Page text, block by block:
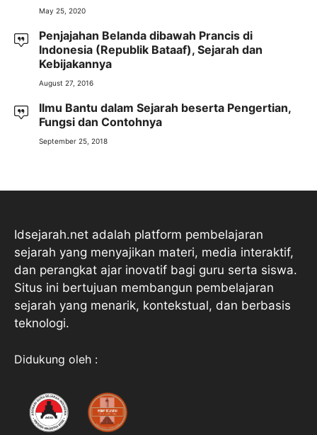
May 25, 2020
Penjajahan Belanda dibawah Prancis di
Indonesia (Republik Bataaf), Sejarah dan
Kebijakannya
August 27, 2016
Ilmu Bantu dalam Sejarah beserta Pengertian,
Fungsi dan Contohnya
September 25, 2018
Idsejarah.net adalah platform pembelajaran
sejarah yang menyajikan materi, media interaktif,
dan perangkat ajar inovatif bagi guru serta siswa.
Situs ini bertujuan membangun pembelajaran
sejarah yang menarik, kontekstual, dan berbasis
teknologi.
Didukung oleh :